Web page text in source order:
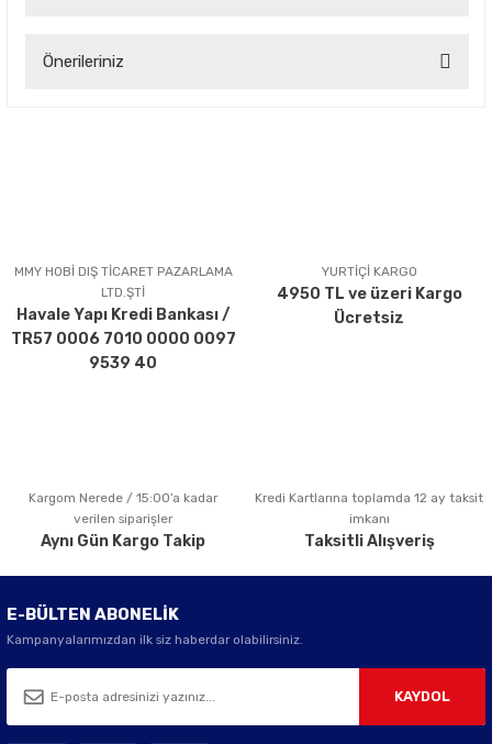
Önerileriniz
Ürün açıklamasında eksik bilgiler bulunuyor.
Ürün bilgilerinde hatalar bulunuyor.
Ürün fiyatı diğer sitelerden daha pahalı.
Bu ürüne benzer farklı alternatifler olmalı.
Gönder
MMY HOBİ DIŞ TİCARET PAZARLAMA
LTD.ŞTİ
Havale Yapı Kredi Bankası /
TR57 0006 7010 0000 0097
9539 40
YURTİÇİ KARGO
4950 TL ve üzeri Kargo
Ücretsiz
Kargom Nerede / 15:00’a kadar
verilen siparişler
Aynı Gün Kargo Takip
Kredi Kartlarına toplamda 12 ay taksit
imkanı
Taksitli Alışveriş
E-BÜLTEN ABONELİK
Kampanyalarımızdan ilk siz haberdar olabilirsiniz.
KAYDOL